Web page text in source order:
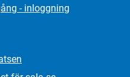
- inloggning